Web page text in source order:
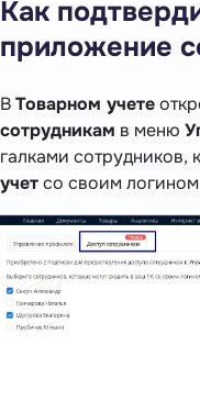
Как
приложение
ВТоварном учете
сотрудникам в меню
галками сотрудников,
учетсо своим